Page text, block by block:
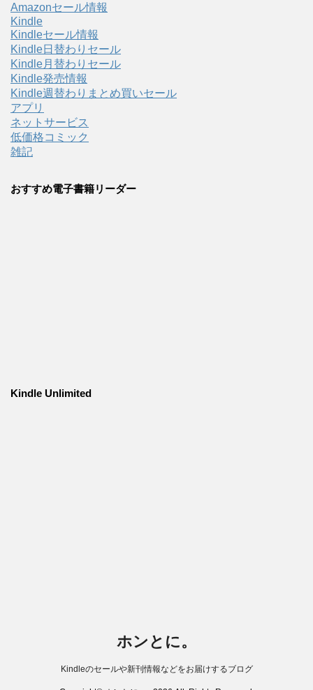
Amazonセール情報
Kindle
Kindleセール情報
Kindle日替わりセール
Kindle月替わりセール
Kindle発売情報
Kindle週替わりまとめ買いセール
アプリ
ネットサービス
低価格コミック
雑記
おすすめ電子書籍リーダー
Kindle Unlimited
ホンとに。
Kindleのセールや新刊情報などをお届けするブログ